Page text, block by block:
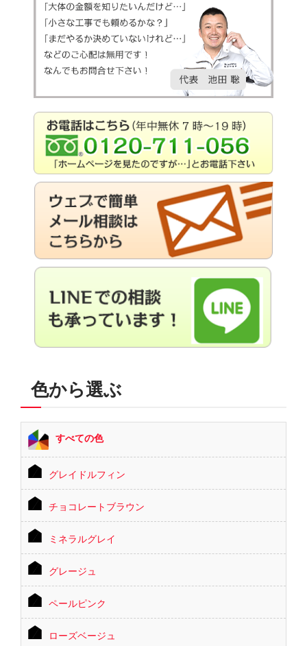
色から選ぶ
すべての色
グレイドルフィン
チョコレートブラウン
ミネラルグレイ
グレージュ
ペールピンク
ローズベージュ